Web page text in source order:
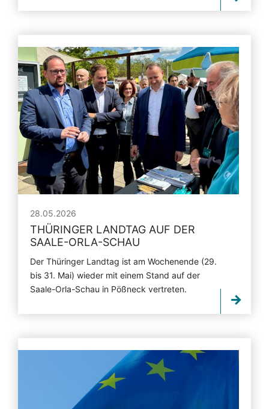
28.05.2026
THÜRINGER LANDTAG AUF DER
SAALE-ORLA-SCHAU
Der Thüringer Landtag ist am Wochenende (29.
bis 31. Mai) wieder mit einem Stand auf der
Saale-Orla-Schau in Pößneck vertreten.